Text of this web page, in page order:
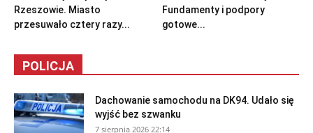
Rzeszowie. Miasto
przesuwało cztery razy...
Fundamenty i podpory
gotowe...
POLICJA
Dachowanie samochodu na DK94. Udało się
wyjść bez szwanku
7 sierpnia 2026 22:14